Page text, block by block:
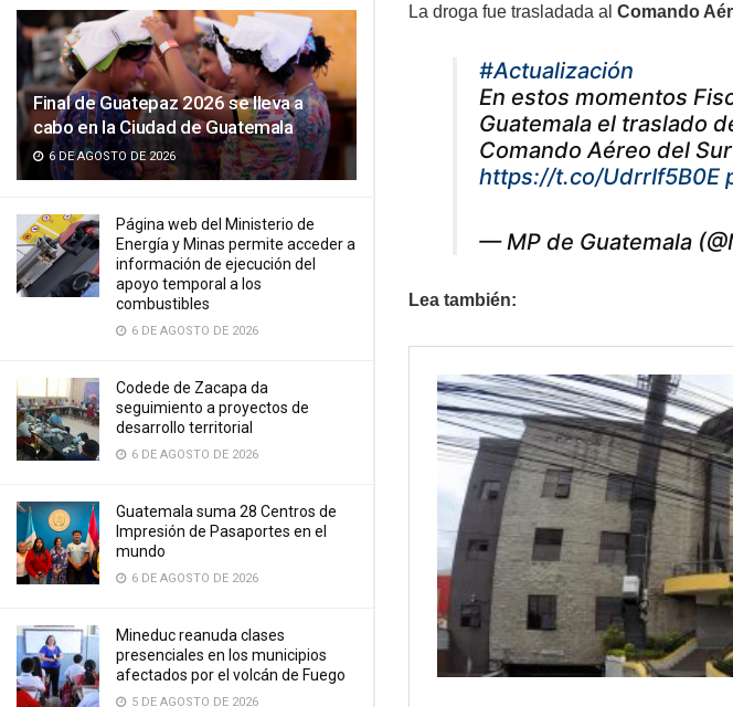
Final de Guatepaz 2026 se lleva a
cabo en la Ciudad de Guatemala
6 DE AGOSTO DE 2026
Página web del Ministerio de
Energía y Minas permite acceder a
información de ejecución del
apoyo temporal a los
combustibles
6 DE AGOSTO DE 2026
Codede de Zacapa da
seguimiento a proyectos de
desarrollo territorial
6 DE AGOSTO DE 2026
Guatemala suma 28 Centros de
Impresión de Pasaportes en el
mundo
6 DE AGOSTO DE 2026
Mineduc reanuda clases
presenciales en los municipios
afectados por el volcán de Fuego
5 DE AGOSTO DE 2026
La droga fue trasladada al Comando
#Actualización
En estos momentos
Guatemala el traslado
Comando Aéreo del
https://t.co/UdrrIf5B0E
— MP de Guatemala
Lea también: